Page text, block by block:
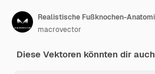
macrovector
Diese Vektoren könnten dir